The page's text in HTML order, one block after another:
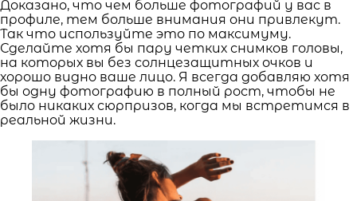
Доказано, что чем больше фотографий у вас в
профиле, тем больше внимания они привлекут.
Так что используйте это по максимуму.
Сделайте хотя бы пару четких снимков головы,
на которых вы без солнцезащитных очков и
хорошо видно ваше лицо. Я всегда добавляю хотя
бы одну фотографию в полный рост, чтобы не
было никаких сюрпризов, когда мы встретимся в
реальной жизни.